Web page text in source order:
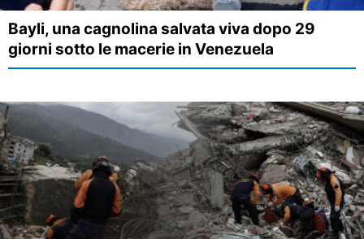
Bayli, una cagnolina salvata viva dopo 29
giorni sotto le macerie in Venezuela